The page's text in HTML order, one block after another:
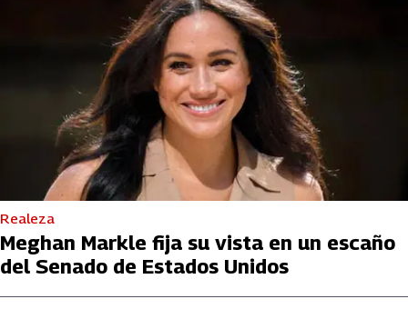
Realeza
Meghan Markle fija su vista en un escaño
del Senado de Estados Unidos